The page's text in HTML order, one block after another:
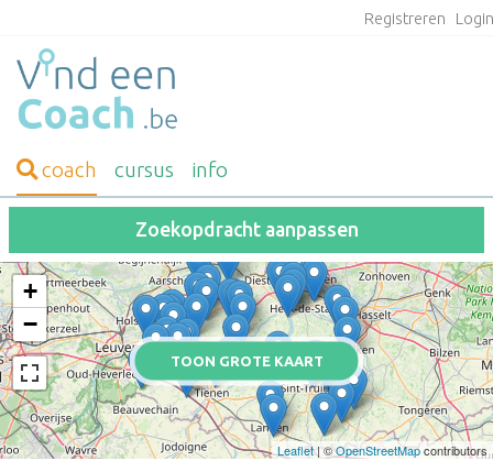
Registreren
coach cursus info
Zoekopdracht aanpassen
TOON GROTE KAART
+
−
Leaflet| ©OpenStreetMapcontributors